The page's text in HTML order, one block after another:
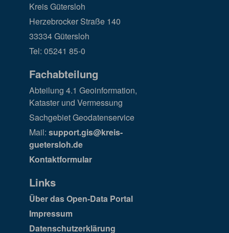
Kreis Gütersloh
Herzebrocker Straße 140
33334 Gütersloh
Tel: 05241 85-0
Fachabteilung
Abteilung 4.1 Geoinformation,
Kataster und Vermessung
Sachgebiet Geodatenservice
Mail: support.gis@kreis-
guetersloh.de
Kontaktformular
Links
Über das Open-Data Portal
Impressum
Datenschutzerklärung